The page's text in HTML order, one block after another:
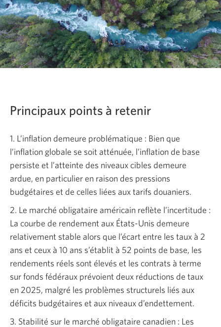
Principaux points à retenir
1. L’inflation demeure problématique : Bien que
l’inflation globale se soit atténuée, l’inflation de base
persiste et l’atteinte des niveaux cibles demeure
ardue, en particulier en raison des pressions
budgétaires et de celles liées aux tarifs douaniers.
2. Le marché obligataire américain reflète l’incertitude :
La courbe de rendement aux États-Unis demeure
relativement stable alors que l’écart entre les taux à 2
ans et ceux à 10 ans s’établit à 52 points de base, les
rendements réels sont élevés et les contrats à terme
sur fonds fédéraux prévoient deux réductions de taux
en 2025, malgré les problèmes structurels liés aux
déficits budgétaires et aux niveaux d’endettement.
3. Stabilité sur le marché obligataire canadien : Les